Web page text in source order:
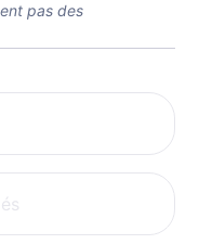
pas des